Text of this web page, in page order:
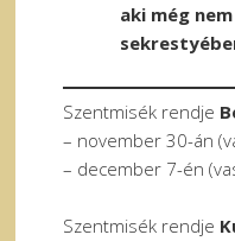
aki még
Szentmisék rendje
– november 30-án
– december 7-én
Szentmisék rendje